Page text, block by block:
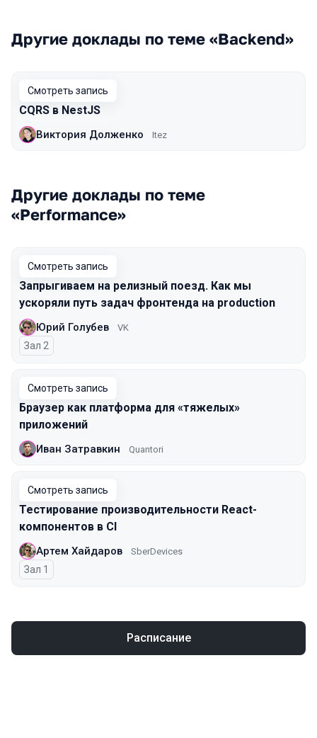
Другие доклады по теме «Backend»
Смотреть запись
CQRS в NestJS
Виктория Долженко Itez
Другие доклады по теме
«Performance»
Смотреть запись
Запрыгиваем на релизный поезд. Как мы
ускоряли путь задач фронтенда на production
Юрий Голубев VK
Зал 2
Смотреть запись
Браузер как платформа для «тяжелых»
приложений
Иван Затравкин Quantori
Смотреть запись
Тестирование производительности React-
компонентов в CI
Артем Хайдаров SberDevices
Зал 1
Расписание